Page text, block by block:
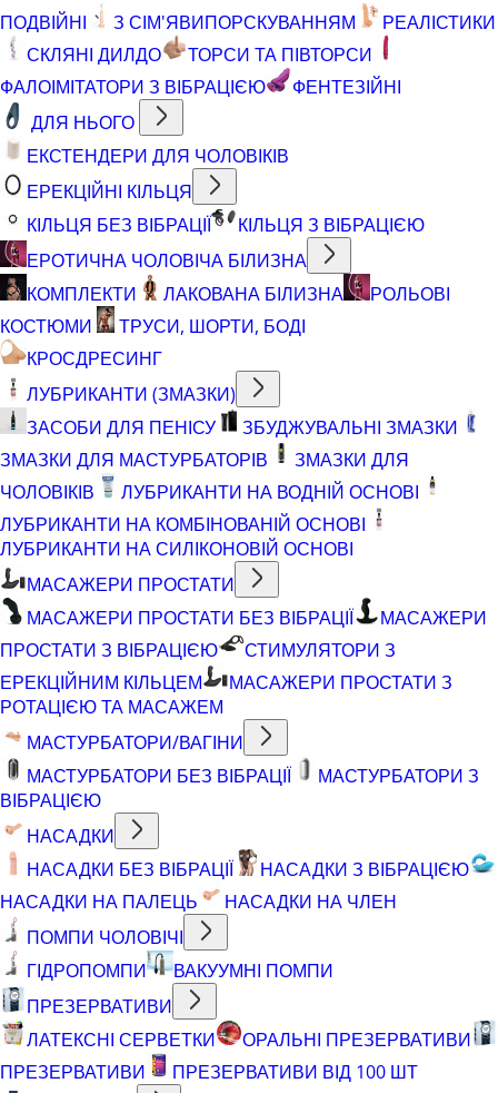
ПОДВІЙНІ
З СІМ'ЯВИПОРСКУВАННЯМ
РЕАЛІСТИКИ
СКЛЯНІ ДИЛДО
ТОРСИ ТА ПІВТОРСИ
ФАЛОІМІТАТОРИ З ВІБРАЦІЄЮ
ФЕНТЕЗІЙНІ
ДЛЯ НЬОГО
ЕКСТЕНДЕРИ ДЛЯ ЧОЛОВІКІВ
ЕРЕКЦІЙНІ КІЛЬЦЯ
КІЛЬЦЯ БЕЗ ВІБРАЦІЇ
КІЛЬЦЯ З ВІБРАЦІЄЮ
ЕРОТИЧНА ЧОЛОВІЧА БІЛИЗНА
КОМПЛЕКТИ
ЛАКОВАНА БІЛИЗНА
РОЛЬОВІ
КОСТЮМИ
ТРУСИ, ШОРТИ, БОДІ
КРОСДРЕСИНГ
ЛУБРИКАНТИ (ЗМАЗКИ)
ЗАСОБИ ДЛЯ ПЕНІСУ
ЗБУДЖУВАЛЬНІ ЗМАЗКИ
ЗМАЗКИ ДЛЯ МАСТУРБАТОРІВ
ЗМАЗКИ ДЛЯ
ЧОЛОВІКІВ
ЛУБРИКАНТИ НА ВОДНІЙ ОСНОВІ
ЛУБРИКАНТИ НА КОМБІНОВАНІЙ ОСНОВІ
ЛУБРИКАНТИ НА СИЛІКОНОВІЙ ОСНОВІ
МАСАЖЕРИ ПРОСТАТИ
МАСАЖЕРИ ПРОСТАТИ БЕЗ ВІБРАЦІЇ
МАСАЖЕРИ
ПРОСТАТИ З ВІБРАЦІЄЮ
СТИМУЛЯТОРИ З
ЕРЕКЦІЙНИМ КІЛЬЦЕМ
МАСАЖЕРИ ПРОСТАТИ З
РОТАЦІЄЮ ТА МАСАЖЕМ
МАСТУРБАТОРИ/ВАГІНИ
МАСТУРБАТОРИ БЕЗ ВІБРАЦІЇ
МАСТУРБАТОРИ З
ВІБРАЦІЄЮ
НАСАДКИ
НАСАДКИ БЕЗ ВІБРАЦІЇ
НАСАДКИ З ВІБРАЦІЄЮ
НАСАДКИ НА ПАЛЕЦЬ
НАСАДКИ НА ЧЛЕН
ПОМПИ ЧОЛОВІЧІ
ГІДРОПОМПИ
ВАКУУМНІ ПОМПИ
ПРЕЗЕРВАТИВИ
ЛАТЕКСНІ СЕРВЕТКИ
ОРАЛЬНІ ПРЕЗЕРВАТИВИ
ПРЕЗЕРВАТИВИ
ПРЕЗЕРВАТИВИ ВІД 100 ШТ